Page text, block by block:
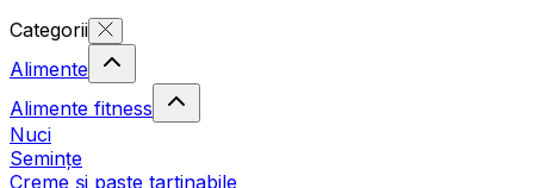
Categorii
Alimente
Alimente fitness
Nuci
Semințe
Creme și paste tartinabile